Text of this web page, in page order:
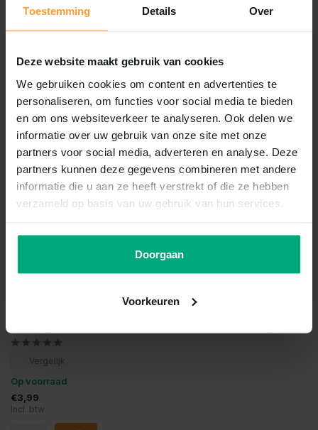
Toestemming Details Over
Deze website maakt gebruik van cookies
We gebruiken cookies om content en advertenties te
personaliseren, om functies voor social media te bieden
en om ons websiteverkeer te analyseren. Ook delen we
informatie over uw gebruik van onze site met onze
partners voor social media, adverteren en analyse. Deze
partners kunnen deze gegevens combineren met andere
informatie die u aan ze heeft verstrekt of die ze hebben
verzameld op basis van uw gebruik van hun services.
Doorgaan
Voorkeuren
Er zijn nog geen reviews geschreven over dit product..
Schrijf je eigen review
Recent bekeken
Vergelijk
Op voorraad
€3,99
Incl. btw